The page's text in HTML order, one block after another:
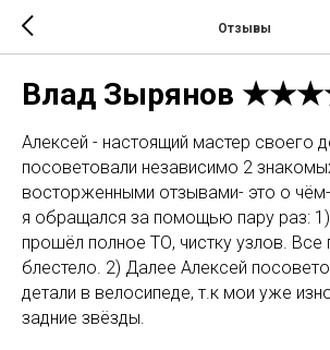
Отзывы
Влад Зырянов
Алексей - настоящий мастер своего
посоветовали независимо 2
восторженными отзывами- это о
я обращался за помощью пару раз:
прошёл полное ТО, чистку узлов. Все
блестело. 2) Далее Алексей
детали в велосипеде, т.к мои уже
задние звёзды.